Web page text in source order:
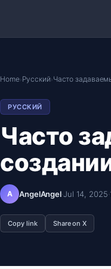
Home›Русский›Часто
РУССКИЙ
Часто
A AngelAngel·Jul 14, 2025·
Copy link Share on X